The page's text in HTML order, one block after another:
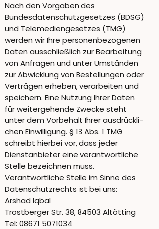
Nach den Vorgaben des
Bundesdatenschutzgesetzes (BDSG)
und Telemediengesetzes (TMG)
werden wir Ihre personenbezogenen
Daten ausschließlich zur Bearbeitung
von Anfragen und unter Umständen
zur Abwicklung von Bestellungen oder
Verträgen erheben, verarbeiten und
speichern. Eine Nutzung Ihrer Daten
für weitergehende Zwecke steht
unter dem Vorbehalt Ihrer ausdrückli-
chen Einwilligung. § 13 Abs. 1 TMG
schreibt hierbei vor, dass jeder
Dienstanbieter eine verantwortliche
Stelle bezeichnen muss.
Verantwortliche Stelle im Sinne des
Datenschutzrechts ist bei uns:
Arshad Iqbal
Trostberger Str. 38, 84503 Altötting
Tel: 08671 5071034